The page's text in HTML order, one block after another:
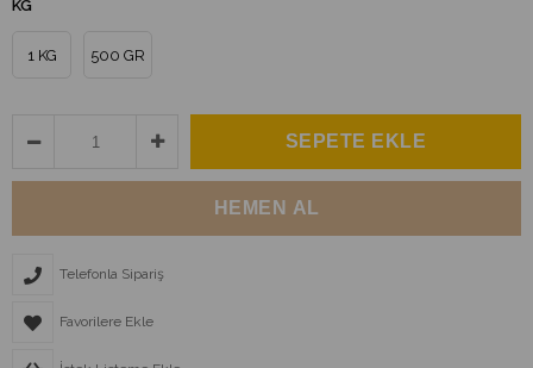
KG
1 KG 500 GR
Telefonla Sipariş
Favorilere Ekle